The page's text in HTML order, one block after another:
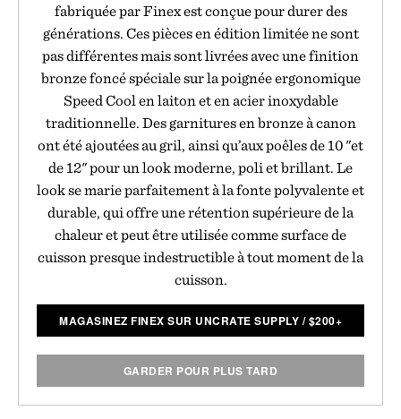
fabriquée par Finex est conçue pour durer des
générations. Ces pièces en édition limitée ne sont
pas différentes mais sont livrées avec une finition
bronze foncé spéciale sur la poignée ergonomique
Speed Cool en laiton et en acier inoxydable
traditionnelle. Des garnitures en bronze à canon
ont été ajoutées au gril, ainsi qu’aux poêles de 10 "et
de 12" pour un look moderne, poli et brillant. Le
look se marie parfaitement à la fonte polyvalente et
durable, qui offre une rétention supérieure de la
chaleur et peut être utilisée comme surface de
cuisson presque indestructible à tout moment de la
cuisson.
MAGASINEZ FINEX SUR UNCRATE SUPPLY /$200+
GARDER POUR PLUS TARD